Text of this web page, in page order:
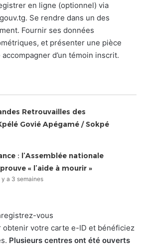
en ligne (optionnel) via
Se rendre dans un des
Fournir ses données
et présenter une pièce
d’un témoin inscrit.
Retrouvailles des
Govié Apégamé / Sokpé
: l’Assemblée nationale
« l’aide à mourir »
y a 3 semaines
vous
obtenir votre carte e-ID et bénéficiez
Plusieurs centres ont été ouverts